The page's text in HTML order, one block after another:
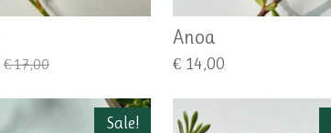
€ 17,00
Anoa
€ 14,00
Sale!